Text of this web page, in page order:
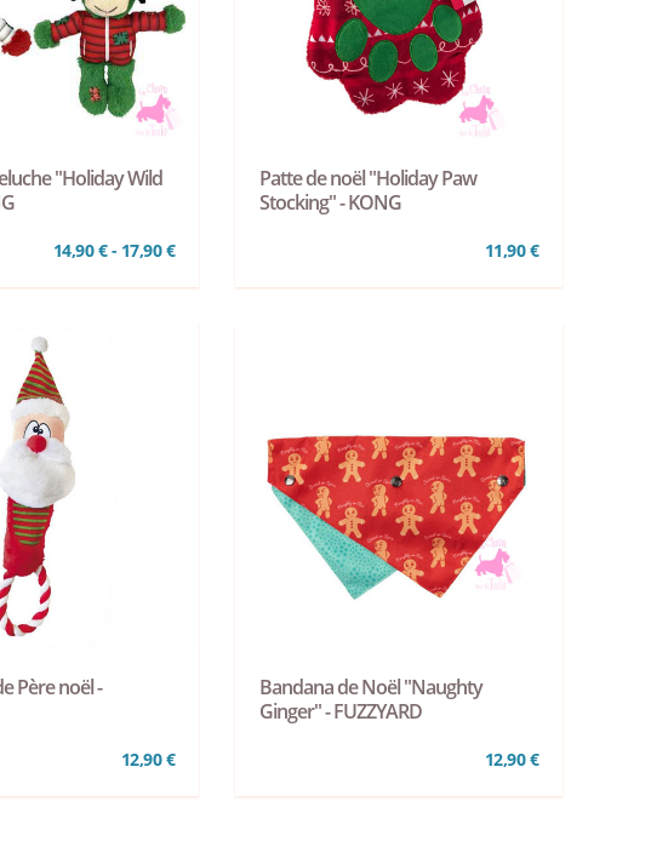
"Holiday Wild
14,90 € - 17,90 €
Patte de noël "Holiday Paw
Stocking" - KONG
11,90 €
Père noël -
12,90 €
Bandana de Noël "Naughty
Ginger" - FUZZYARD
12,90 €